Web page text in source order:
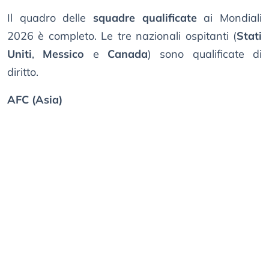
Il quadro delle squadre qualificateai Mondiali
2026 è completo. Le tre nazionali ospitanti (Stati
Uniti, Messico e Canada) sono qualificate di
diritto.
AFC (Asia)